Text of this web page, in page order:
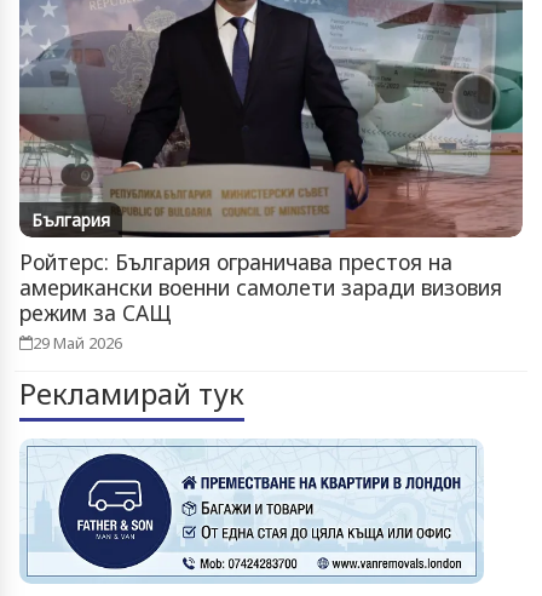
България
Ройтерс: България ограничава престоя на
американски военни самолети заради визовия
режим за САЩ
29 Май 2026
Рекламирай тук